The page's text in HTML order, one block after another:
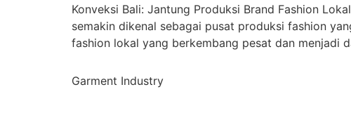
Konveksi Bali: Jantung Produksi Brand Fashion
semakin dikenal sebagai pusat produksi fashion
fashion lokal yang berkembang pesat dan menjadi
Garment Industry